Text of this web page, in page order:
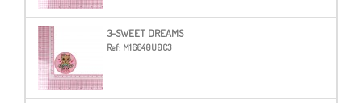
3-SWEET DREAMS
Ref: M16640U0C3